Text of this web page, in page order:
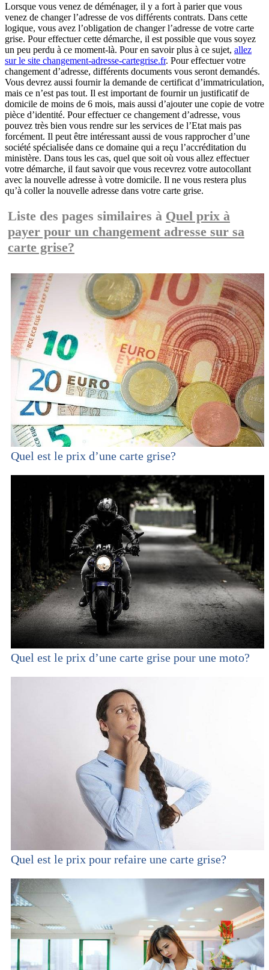
Lorsque vous venez de déménager, il y a fort à parier que vous
venez de changer l’adresse de vos différents contrats. Dans cette
logique, vous avez l’obligation de changer l’adresse de votre carte
grise. Pour effectuer cette démarche, il est possible que vous soyez
un peu perdu à ce moment-là. Pour en savoir plus à ce sujet, allez
sur le site changement-adresse-cartegrise.fr. Pour effectuer votre
changement d’adresse, différents documents vous seront demandés.
Vous devrez aussi fournir la demande de certificat d’immatriculation,
mais ce n’est pas tout. Il est important de fournir un justificatif de
domicile de moins de 6 mois, mais aussi d’ajouter une copie de votre
pièce d’identité. Pour effectuer ce changement d’adresse, vous
pouvez très bien vous rendre sur les services de l’Etat mais pas
forcément. Il peut être intéressant aussi de vous rapprocher d’une
société spécialisée dans ce domaine qui a reçu l’accréditation du
ministère. Dans tous les cas, quel que soit où vous allez effectuer
votre démarche, il faut savoir que vous recevrez votre autocollant
avec la nouvelle adresse à votre domicile. Il ne vous restera plus
qu’à coller la nouvelle adresse dans votre carte grise.
Liste des pages similaires à Quel prix à
payer pour un changement adresse sur sa
carte grise?
Quel est le prix d’une carte grise?
Quel est le prix d’une carte grise pour une moto?
Quel est le prix pour refaire une carte grise?